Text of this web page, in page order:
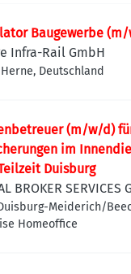
Baugewerbe
Infra-Rail GmbH
Deutschland
(m/w/d)
im
Duisburg
BROKER SERVICES
Meiderich/
Homeoffice